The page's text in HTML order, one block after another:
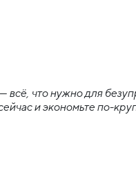
что нужно для
и экономьте по-